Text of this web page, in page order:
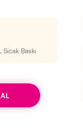
Baskı